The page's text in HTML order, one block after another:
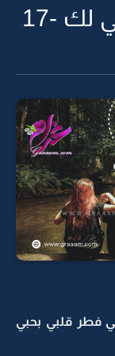
لك -17
فطر قلبي بحبي